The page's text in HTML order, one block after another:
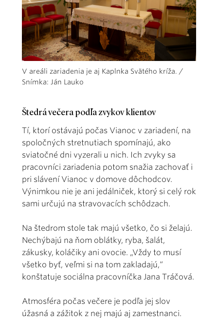
V areáli zariadenia je aj Kaplnka Svätého kríža. /
Snímka: Ján Lauko
Štedrá večera podľa zvykov klientov
Tí, ktorí ostávajú počas Vianoc v zariadení, na
spoločných stretnutiach spomínajú, ako
sviatočné dni vyzerali u nich. Ich zvyky sa
pracovníci zariadenia potom snažia zachovať i
pri slávení Vianoc v domove dôchodcov.
Výnimkou nie je ani jedálniček, ktorý si celý rok
sami určujú na stravovacích schôdzach.
Na štedrom stole tak majú všetko, čo si želajú.
Nechýbajú na ňom oblátky, ryba, šalát,
zákusky, koláčiky ani ovocie. „Vždy to musí
všetko byť, veľmi si na tom zakladajú,“
konštatuje sociálna pracovníčka Jana Tráčová.
Atmosféra počas večere je podľa jej slov
úžasná a zážitok z nej majú aj zamestnanci.